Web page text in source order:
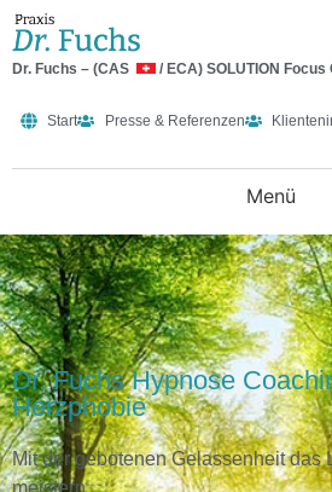
Dr. Fuchs – (CAS / ECA) SOLUTION
Start Presse & Referenzen
Dr. Fuchs Hypnose
Herzphobie
Mit der gebotenen Gelassenheit das
meistern.